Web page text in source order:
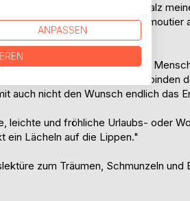
Erstlingswerk "Marie - Salz
das Flair der Insel Noirmoutier
obendrauf."
in der Geschichte, die
erzeugen Kurzweil und
auch nicht den Wunsch endlich das
leichte und fröhliche Urlaubs- oder
ein Lächeln auf die Lippen."
zum Träumen, Schmunzeln
ANPASSEN